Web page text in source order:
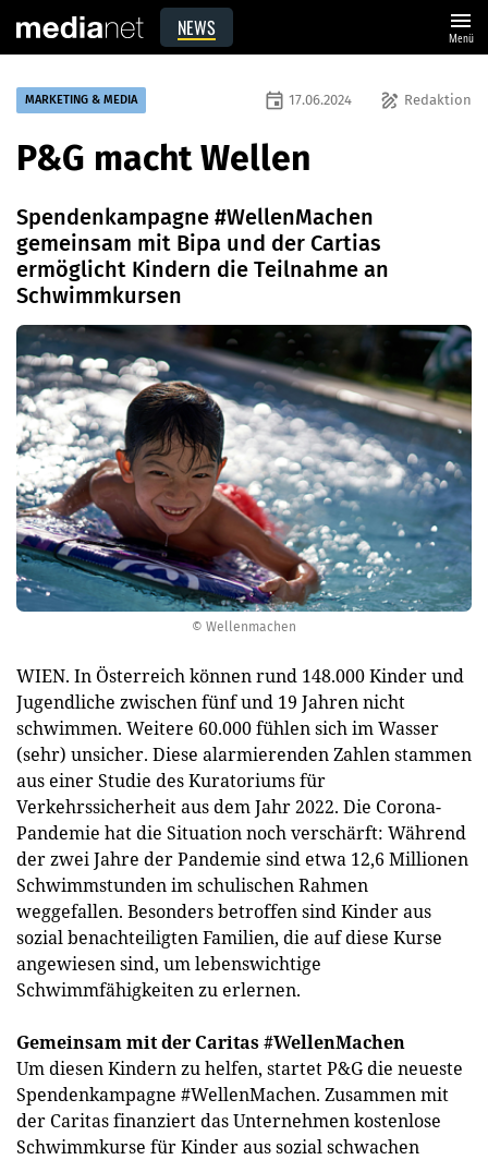
NEWS menu
Menü
© Wellenmachen
MARKETING & MEDIA draw Redaktion
event 17.06.2024
P&G macht Wellen
Spendenkampagne #WellenMachen
gemeinsam mit Bipa und der Cartias
ermöglicht Kindern die Teilnahme an
Schwimmkursen
WIEN. In Österreich können rund 148.000 Kinder und
Jugendliche zwischen fünf und 19 Jahren nicht
schwimmen. Weitere 60.000 fühlen sich im Wasser
(sehr) unsicher. Diese alarmierenden Zahlen stammen
aus einer Studie des Kuratoriums für
Verkehrssicherheit aus dem Jahr 2022. Die Corona-
Pandemie hat die Situation noch verschärft: Während
der zwei Jahre der Pandemie sind etwa 12,6 Millionen
Schwimmstunden im schulischen Rahmen
weggefallen. Besonders betroffen sind Kinder aus
sozial benachteiligten Familien, die auf diese Kurse
angewiesen sind, um lebenswichtige
Schwimmfähigkeiten zu erlernen.
Gemeinsam mit der Caritas #WellenMachen
Um diesen Kindern zu helfen, startet P&G die neueste
Spendenkampagne #WellenMachen. Zusammen mit
der Caritas finanziert das Unternehmen kostenlose
Schwimmkurse für Kinder aus sozial schwachen